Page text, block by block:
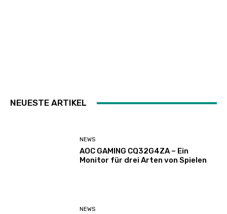
NEUESTE ARTIKEL
NEWS
AOC GAMING CQ32G4ZA – Ein
Monitor für drei Arten von Spielen
NEWS